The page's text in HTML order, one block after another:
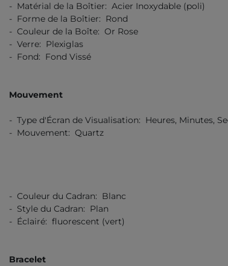
- Matérial de la Boîtier: Acier Inoxydable (poli)
- Forme de la Boîtier: Rond
- Couleur de la Boîte: Or Rose
- Verre: Plexiglas
- Fond: Fond Vissé
Mouvement
- Type d'Écran de Visualisation: Heures, Minutes,
- Mouvement: Quartz
- Couleur du Cadran: Blanc
- Style du Cadran: Plan
- Éclairé: fluorescent (vert)
Bracelet